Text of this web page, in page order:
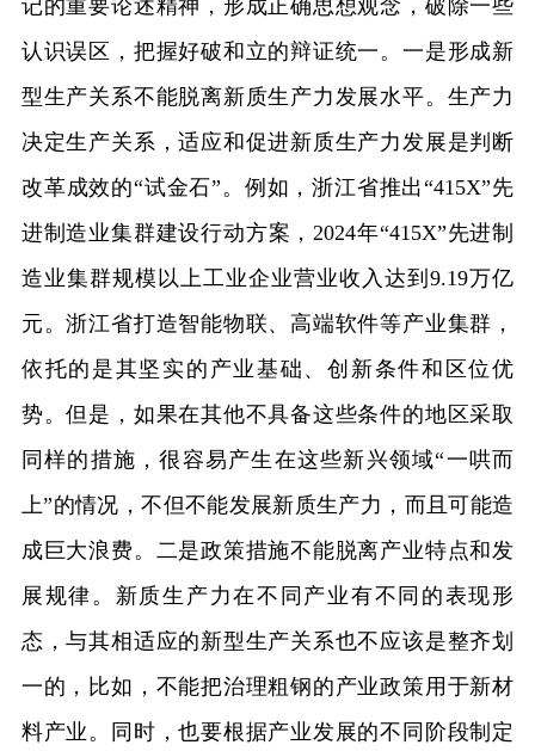
记的重要论述精神，形成正确思想观念，破除一些
认识误区，把握好破和立的辩证统一。一是形成新
型生产关系不能脱离新质生产力发展水平。生产力
决定生产关系，适应和促进新质生产力发展是判断
改革成效的“试金石”。例如，浙江省推出“415X”先
进制造业集群建设行动方案，2024年“415X”先进制
造业集群规模以上工业企业营业收入达到9.19万亿
元。浙江省打造智能物联、高端软件等产业集群，
依托的是其坚实的产业基础、创新条件和区位优
势。但是，如果在其他不具备这些条件的地区采取
同样的措施，很容易产生在这些新兴领域“一哄而
上”的情况，不但不能发展新质生产力，而且可能造
成巨大浪费。二是政策措施不能脱离产业特点和发
展规律。新质生产力在不同产业有不同的表现形
态，与其相适应的新型生产关系也不应该是整齐划
一的，比如，不能把治理粗钢的产业政策用于新材
料产业。同时，也要根据产业发展的不同阶段制定